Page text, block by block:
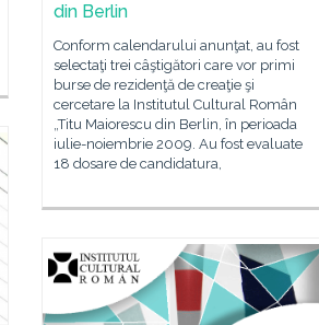
din Berlin
Conform calendarului anunţat, au fost
selectaţi trei câştigători care vor primi
burse de rezidenţă de creaţie şi
cercetare la Institutul Cultural Român
„Titu Maiorescu din Berlin, în perioada
iulie-noiembrie 2009. Au fost evaluate
18 dosare de candidatura,